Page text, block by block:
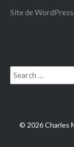
Site de
Search
for:
© 2026 Charles